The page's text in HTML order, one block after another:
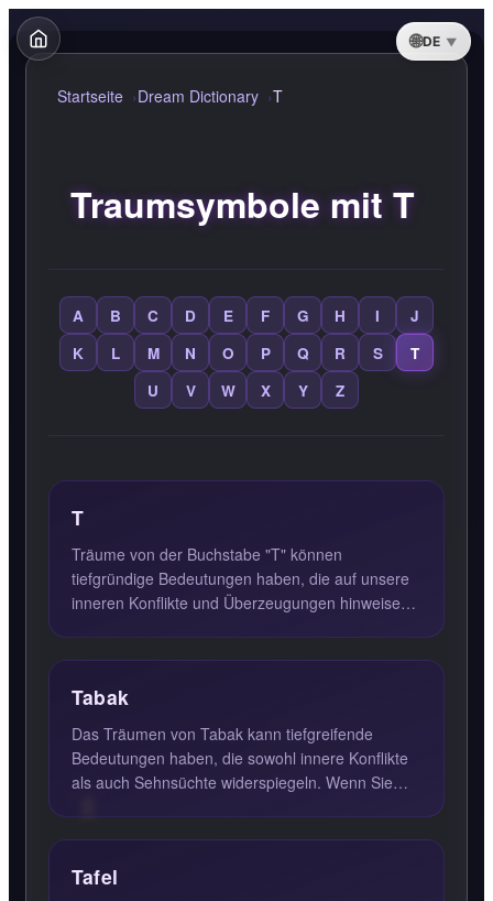
DE
Startseite Dream Dictionary T
Traumsymbole mit T
A B C D E F G H I
J
K
L M N O P Q R S
T
U
V W X Y Z
T
Träume von der Buchstabe "T" können
tiefgründige Bedeutungen haben, die auf unsere
inneren Konflikte und Überzeugungen hinweisen.
Tabak
Das Träumen von Tabak kann tiefgreifende
Bedeutungen haben, die sowohl innere Konflikte
als auch Sehnsüchte widerspiegeln. Wenn Sie
Tafel